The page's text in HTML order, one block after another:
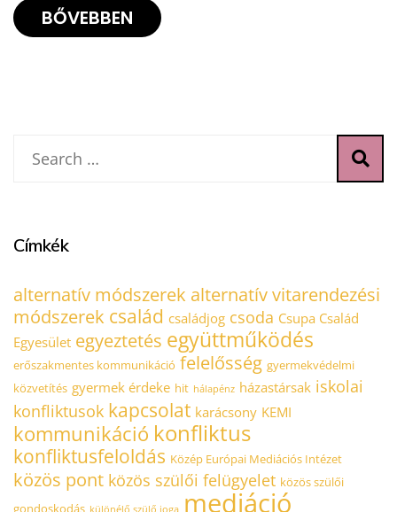
BŐVEBBEN
Címkék
alternatív módszerek alternatív vitarendezési
módszerek család családjog csoda Csupa Család
Egyesület egyeztetés együttműködés
erőszakmentes kommunikáció felelősség gyermekvédelmi
közvetítés gyermek érdeke hit hálapénz házastársak iskolai
konfliktusok kapcsolat karácsony KEMI
kommunikáció konfliktus
konfliktusfeloldás Közép Európai Mediációs Intézet
közös pont közös szülői felügyelet közös szülői
gondoskodás különélő szülő joga mediáció